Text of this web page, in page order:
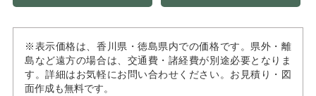
※表示価格は、香川県・徳島県内での価格です。県外・離
島など遠方の場合は、交通費・諸経費が別途必要となりま
す。詳細はお気軽にお問い合わせください。お見積り・図
面作成も無料です。